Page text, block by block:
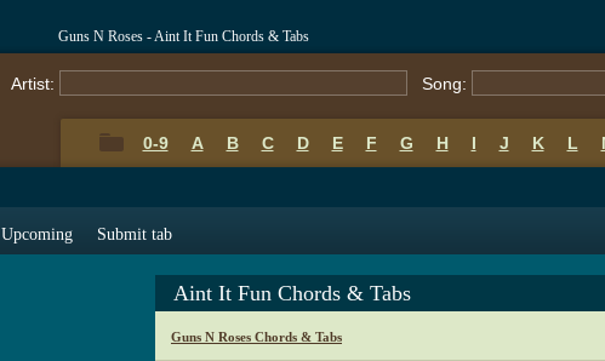
Guns N Roses - Aint It Fun Chords & Tabs
Artist: Song:
0-9 A B C D E F G H I J K L
Upcoming Submit tab
Aint It Fun Chords & Tabs
Guns N Roses Chords & Tabs